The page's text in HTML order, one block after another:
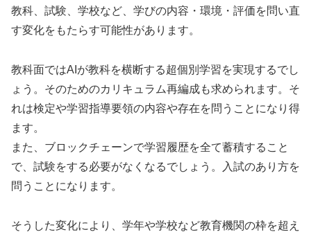
教科、試験、学校など、学びの内容・環境・評価を問い直
す変化をもたらす可能性があります。
教科面ではAIが教科を横断する超個別学習を実現するでし
ょう。そのためのカリキュラム再編成も求められます。そ
れは検定や学習指導要領の内容や存在を問うことになり得
ます。
また、ブロックチェーンで学習履歴を全て蓄積すること
で、試験をする必要がなくなるでしょう。入試のあり方を
問うことになります。
そうした変化により、学年や学校など教育機関の枠を超え